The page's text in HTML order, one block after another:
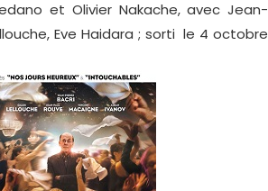
et Olivier Nakache, avec Jean-
Eve Haidara ; sorti le 4 octobre